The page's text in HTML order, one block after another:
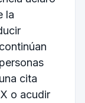
la
cita
o acudir